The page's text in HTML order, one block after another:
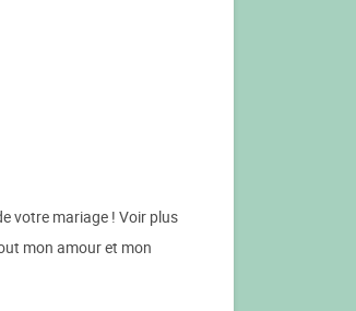
votre mariage ! Voir plus
mon amour et mon